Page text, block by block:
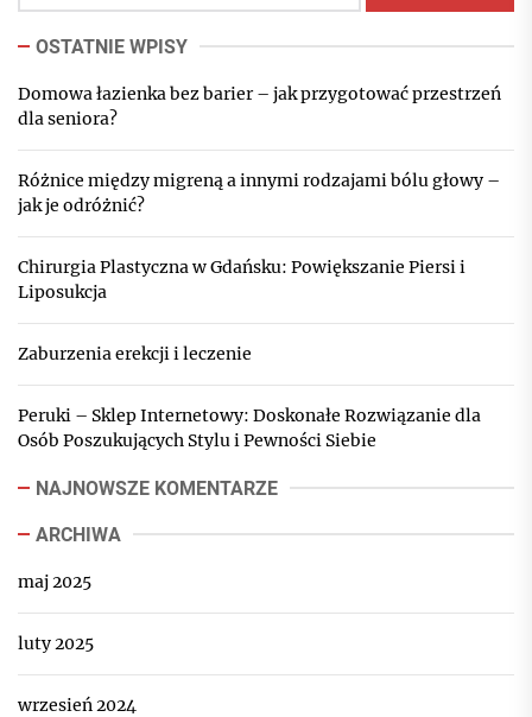
OSTATNIE WPISY
Domowa łazienka bez barier – jak przygotować przestrzeń
dla seniora?
Różnice między migreną a innymi rodzajami bólu głowy –
jak je odróżnić?
Chirurgia Plastyczna w Gdańsku: Powiększanie Piersi i
Liposukcja
Zaburzenia erekcji i leczenie
Peruki – Sklep Internetowy: Doskonałe Rozwiązanie dla
Osób Poszukujących Stylu i Pewności Siebie
NAJNOWSZE KOMENTARZE
ARCHIWA
maj 2025
luty 2025
wrzesień 2024